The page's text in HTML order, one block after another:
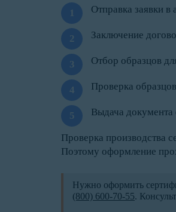
Отправка заявки в
Заключение
Отбор образцов
Проверка
Выдача документа
Проверка производства
Поэтому оформление
Нужно оформить
(800) 600-70-55.